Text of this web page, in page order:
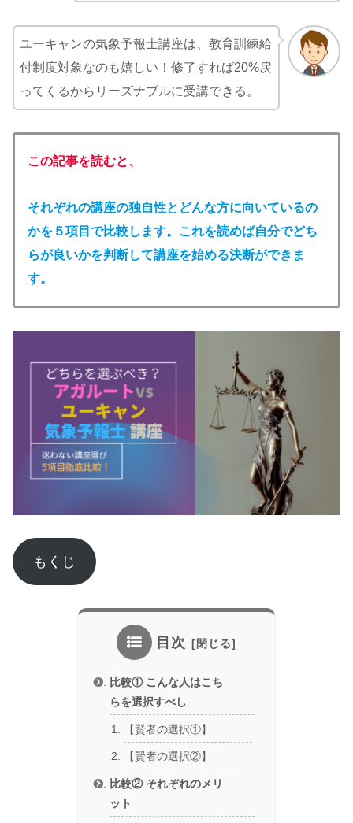
ユーキャンの気象予報士講座は、教育訓練給
付制度対象なのも嬉しい！修了すれば20%戻
ってくるからリーズナブルに受講できる。
この記事を読むと、
それぞれの講座の独自性とどんな方に向いているの
かを５項目で比較します。これを読めば自分でどち
らが良いかを判断して講座を始める決断ができま
す。
もくじ
目次
比較① こんな人はこち
らを選択すべし
【賢者の選択①】
【賢者の選択②】
比較② それぞれのメリ
ット